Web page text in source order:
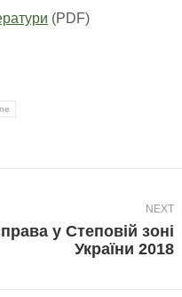
(PDF)
NEXT
у Степовій зоні
України 2018